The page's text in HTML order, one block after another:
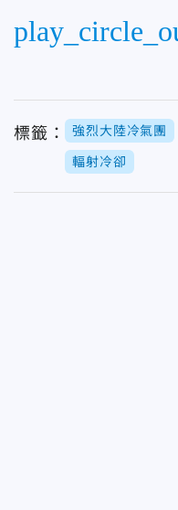
標籤： 強烈大陸冷氣團
輻射冷卻